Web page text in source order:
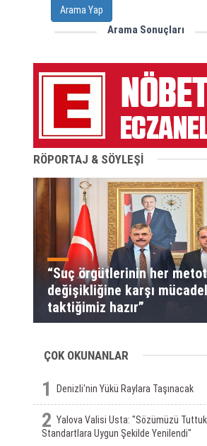
Arama Yap
Arama Sonuçları
RÖPORTAJ & SÖYLEŞİ
“Suç örgütlerinin her metot
değişikliğine karşı
taktiğimiz hazır”
ÇOK OKUNANLAR
1 Denizli'nin Yükü Raylara Taşınacak
2 Yalova Valisi Usta: "Sözümüzü
Standartlara Uygun Şekilde Yenilendi"